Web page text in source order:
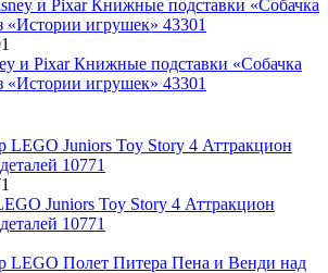
и Pixar Книжные подставки «Собачка
«Истории игрушек» 43301
Juniors Toy Story 4 Аттракцион
10771